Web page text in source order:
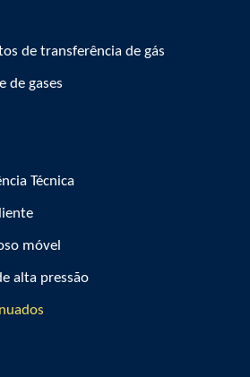
de transferência de gás
de gases
Técnica
móvel
alta pressão